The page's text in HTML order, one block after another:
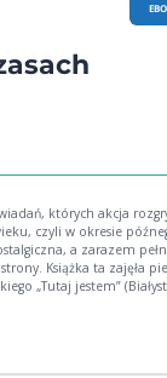
których akcja
czyli w okresie
a zarazem
pierwsze
„Tutaj jestem”